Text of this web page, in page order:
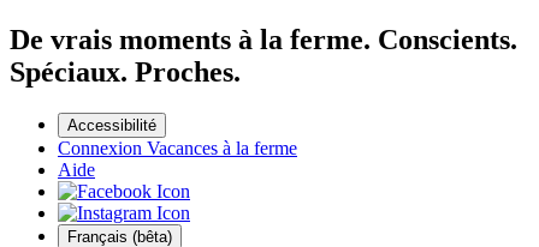
De vrais moments à la ferme. Conscients.
Spéciaux. Proches.
Accessibilité
Connexion Vacances à la ferme
Aide
Français (bêta)